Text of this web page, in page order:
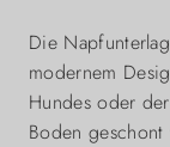
Die
modernem
Hundes oder
Boden geschont